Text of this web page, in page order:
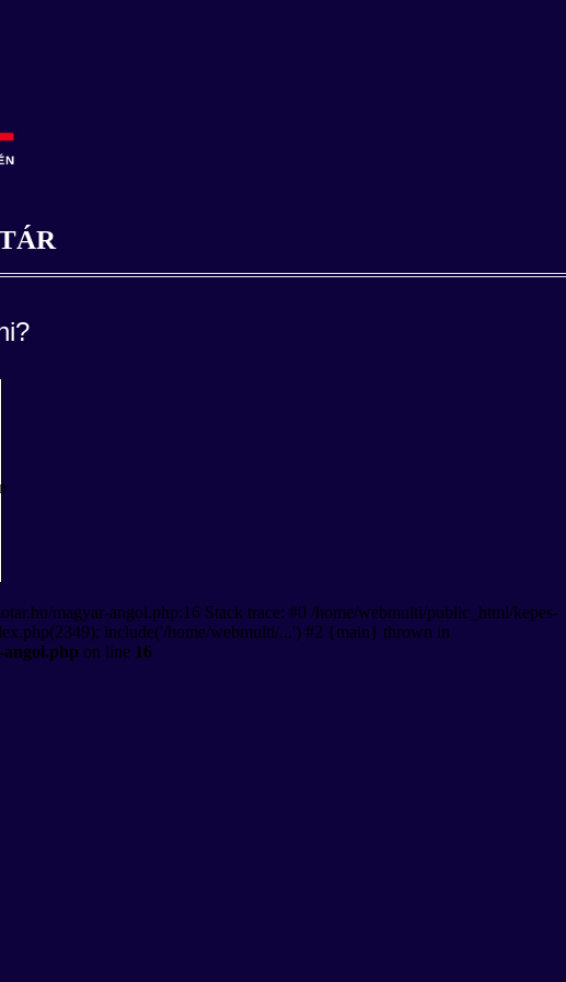
magyar-angol.php:16 Stack trace: #0 /home/webmulti/public_html/kepes-
include('/home/webmulti/...') #2 {main} thrown in
angol.php on line 16